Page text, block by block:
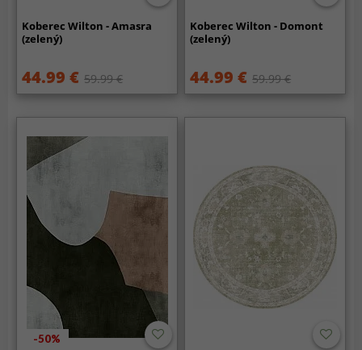
Koberec Wilton - Amasra
(zelený)
44.99 € 59.99 €
Koberec Wilton - Domont
(zelený)
44.99 € 59.99 €
-50%